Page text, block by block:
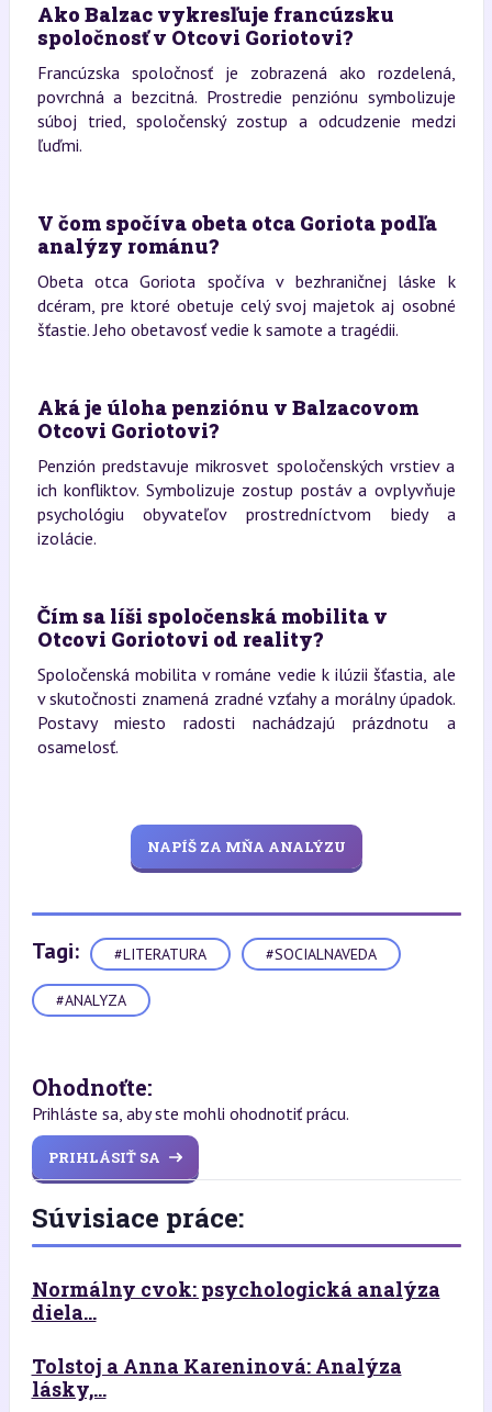
Ako Balzac vykresľuje francúzsku
spoločnosť v Otcovi Goriotovi?
Francúzska spoločnosť je zobrazená ako rozdelená,
povrchná a bezcitná. Prostredie penziónu symbolizuje
súboj tried, spoločenský zostup a odcudzenie medzi
ľuďmi.
V čom spočíva obeta otca Goriota podľa
analýzy románu?
Obeta otca Goriota spočíva v bezhraničnej láske k
dcéram, pre ktoré obetuje celý svoj majetok aj osobné
šťastie. Jeho obetavosť vedie k samote a tragédii.
Aká je úloha penziónu v Balzacovom
Otcovi Goriotovi?
Penzión predstavuje mikrosvet spoločenských vrstiev a
ich konfliktov. Symbolizuje zostup postáv a ovplyvňuje
psychológiu obyvateľov prostredníctvom biedy a
izolácie.
Čím sa líši spoločenská mobilita v
Otcovi Goriotovi od reality?
Spoločenská mobilita v románe vedie k ilúzii šťastia, ale
v skutočnosti znamená zradné vzťahy a morálny úpadok.
Postavy miesto radosti nachádzajú prázdnotu a
osamelosť.
NAPÍŠ ZA MŇA ANALÝZU
Tagi: #LITERATURA #SOCIALNAVEDA
#ANALYZA
Ohodnoťte:
Prihláste sa, aby ste mohli ohodnotiť prácu.
PRIHLÁSIŤ SA
Súvisiace práce:
Normálny cvok: psychologická analýza
diela...
Tolstoj a Anna Kareninová: Analýza
lásky,...